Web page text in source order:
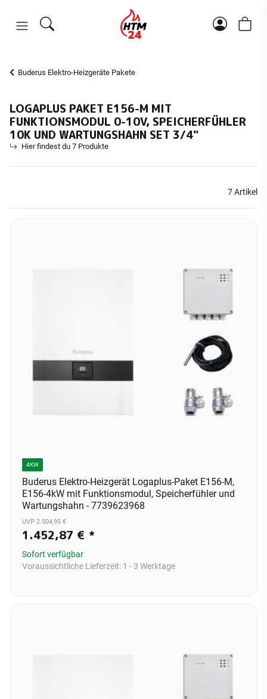
Buderus Elektro-Heizgeräte Pakete
LOGAPLUS PAKET E156-M MIT
FUNKTIONSMODUL 0-10V, SPEICHERFÜHLER
10K UND WARTUNGSHAHN SET 3/4"
Hier findest du 7 Produkte
7 Artikel
4KW
Buderus Elektro-Heizgerät Logaplus-Paket E156-M,
E156-4kW mit Funktionsmodul, Speicherfühler und
Wartungshahn - 7739623968
UVP 2.504,95 €
1.452,87 € *
Sofort verfügbar
Voraussichtliche Lieferzeit: 1 - 3 Werktage